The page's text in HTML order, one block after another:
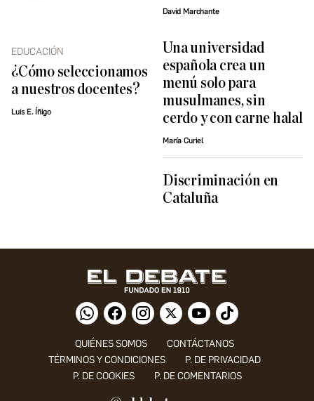
David Marchante
EDUCACIÓN
¿Cómo seleccionamos
a nuestros docentes?
Luis E. Íñigo
Una universidad
española crea un
menú solo para
musulmanes, sin
cerdo y con carne halal
María Curiel
Discriminación en
Cataluña
QUIÉNES SOMOS
CONTÁCTANOS
TÉRMINOS Y CONDICIONES
P. DE PRIVACIDAD
P. DE COOKIES
P. DE COMENTARIOS